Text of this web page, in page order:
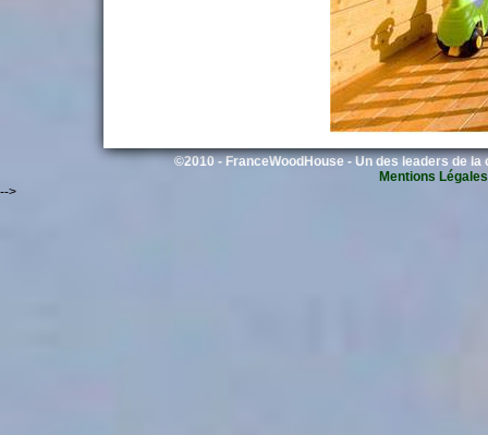
©2010 - FranceWoodHouse - Un des leaders de
Mentions Légales
-->